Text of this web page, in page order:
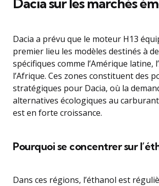
Dacia a prévu que le moteur H13
premier lieu les modèles destinés à
spécifiques comme l’Amérique latine,
l’Afrique. Ces zones constituent des
stratégiques pour Dacia, où la
alternatives écologiques au
est en forte croissance.
Pourquoi se concentrer sur
Dans ces régions, l’éthanol est